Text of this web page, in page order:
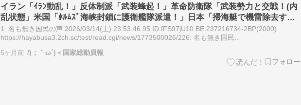
イラン「ｲﾗﾝ動乱！」反体制派「武装蜂起！」革命防衛隊「武装勢力と交戦！(内
乱状態」米国「ﾎﾙﾑｽﾞ海峡封鎖に護衛艦隊派遣！」日本「掃海艇で機雷除去する
説(重要」→
1: 名も無き国民の声 2026/03/14(土) 23:53:46.95 ID:fFS97jU10 BE:237216734-2BP(2000)
https://hayabusa3.2ch.sc/test/read.cgi/news/1773500026/226: 名も無き国民…
5ヶ月前 /)；｀ω´)＜国家総動員報